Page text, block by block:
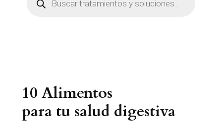
o
d
c
t
10 Alimentos
para tu salud digestiva